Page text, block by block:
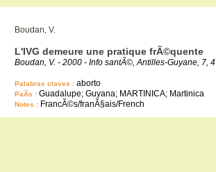
Boudan, V.
L'IVG demeure une pratique frÃ©quente
Boudan, V. - 2000 - Info santÃ©, Antilles-Guyane, 7, 4
Palabras claves : aborto
PaÃ­s : Guadalupe; Guyana; MARTINICA; Martinica
Notes : FrancÃ©s/franÃ§ais/French